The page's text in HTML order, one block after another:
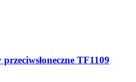
TF1109